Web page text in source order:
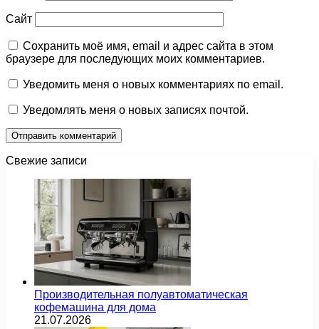
Сайт
Сохранить моё имя, email и адрес сайта в этом
браузере для последующих моих комментариев.
Уведомить меня о новых комментариях по email.
Уведомлять меня о новых записях почтой.
Свежие записи
Производительная полуавтоматическая
кофемашина для дома
21.07.2026